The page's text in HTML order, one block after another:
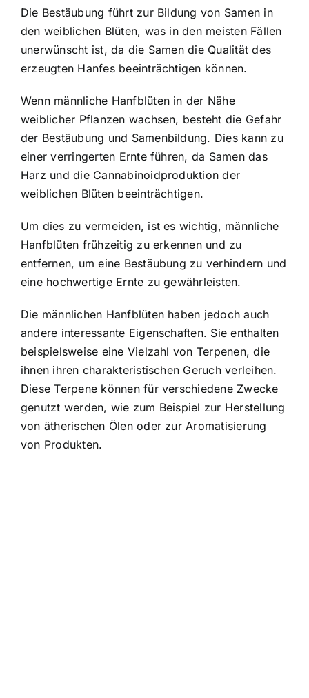
Die Bestäubung führt zur Bildung von Samen in
den weiblichen Blüten, was in den meisten Fällen
unerwünscht ist, da die Samen die Qualität des
erzeugten Hanfes beeinträchtigen können.
Wenn männliche Hanfblüten in der Nähe
weiblicher Pflanzen wachsen, besteht die Gefahr
der Bestäubung und Samenbildung. Dies kann zu
einer verringerten Ernte führen, da Samen das
Harz und die Cannabinoidproduktion der
weiblichen Blüten beeinträchtigen.
Um dies zu vermeiden, ist es wichtig, männliche
Hanfblüten frühzeitig zu erkennen und zu
entfernen, um eine Bestäubung zu verhindern und
eine hochwertige Ernte zu gewährleisten.
Die männlichen Hanfblüten haben jedoch auch
andere interessante Eigenschaften. Sie enthalten
beispielsweise eine Vielzahl von Terpenen, die
ihnen ihren charakteristischen Geruch verleihen.
Diese Terpene können für verschiedene Zwecke
genutzt werden, wie zum Beispiel zur Herstellung
von ätherischen Ölen oder zur Aromatisierung
von Produkten.